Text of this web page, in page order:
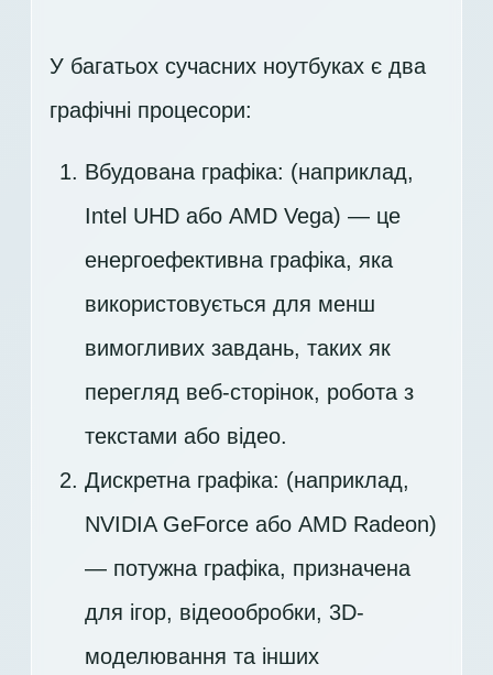
У багатьох сучасних ноутбуках є два
графічні процесори:
Вбудована графіка: (наприклад,
Intel UHD або AMD Vega) — це
енергоефективна графіка, яка
використовується для менш
вимогливих завдань, таких як
перегляд веб-сторінок, робота з
текстами або відео.
Дискретна графіка: (наприклад,
NVIDIA GeForce або AMD Radeon)
— потужна графіка, призначена
для ігор, відеообробки, 3D-
моделювання та інших